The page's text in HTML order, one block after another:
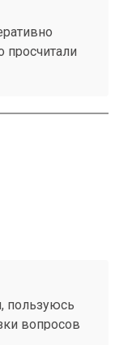
пользуюсь
вопросов